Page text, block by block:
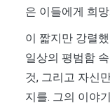
은 이들에게 희
이 짧지만 강렬
일상의 평범함
것, 그리고 자신
지를. 그의 이야